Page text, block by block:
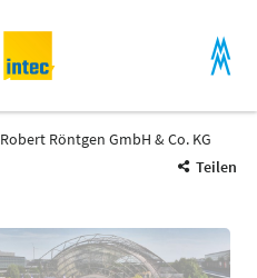
Robert Röntgen GmbH & Co. KG
Teilen